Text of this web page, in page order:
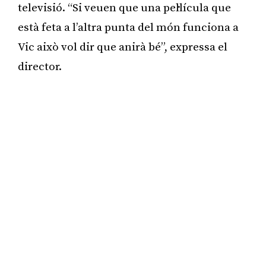
televisió. “Si veuen que una pel·lícula que
està feta a l’altra punta del món funciona a
Vic això vol dir que anirà bé”, expressa el
director.